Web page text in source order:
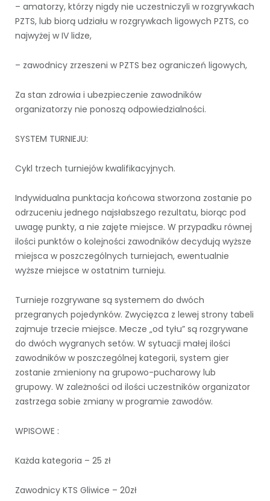
– amatorzy, którzy nigdy nie uczestniczyli w rozgrywkach
PZTS, lub biorą udziału w rozgrywkach ligowych PZTS, co
najwyżej w IV lidze,
– zawodnicy zrzeszeni w PZTS bez ograniczeń ligowych,
Za stan zdrowia i ubezpieczenie zawodników
organizatorzy nie ponoszą odpowiedzialności.
SYSTEM TURNIEJU:
Cykl trzech turniejów kwalifikacyjnych.
Indywidualna punktacja końcowa stworzona zostanie po
odrzuceniu jednego najsłabszego rezultatu, biorąc pod
uwagę punkty, a nie zajęte miejsce. W przypadku równej
ilości punktów o kolejności zawodników decydują wyższe
miejsca w poszczególnych turniejach, ewentualnie
wyższe miejsce w ostatnim turnieju.
Turnieje rozgrywane są systemem do dwóch
przegranych pojedynków. Zwycięzca z lewej strony tabeli
zajmuje trzecie miejsce. Mecze „od tyłu” są rozgrywane
do dwóch wygranych setów. W sytuacji małej ilości
zawodników w poszczególnej kategorii, system gier
zostanie zmieniony na grupowo-pucharowy lub
grupowy. W zależności od ilości uczestników organizator
zastrzega sobie zmiany w programie zawodów.
WPISOWE :
Każda kategoria – 25 zł
Zawodnicy KTS Gliwice – 20zł